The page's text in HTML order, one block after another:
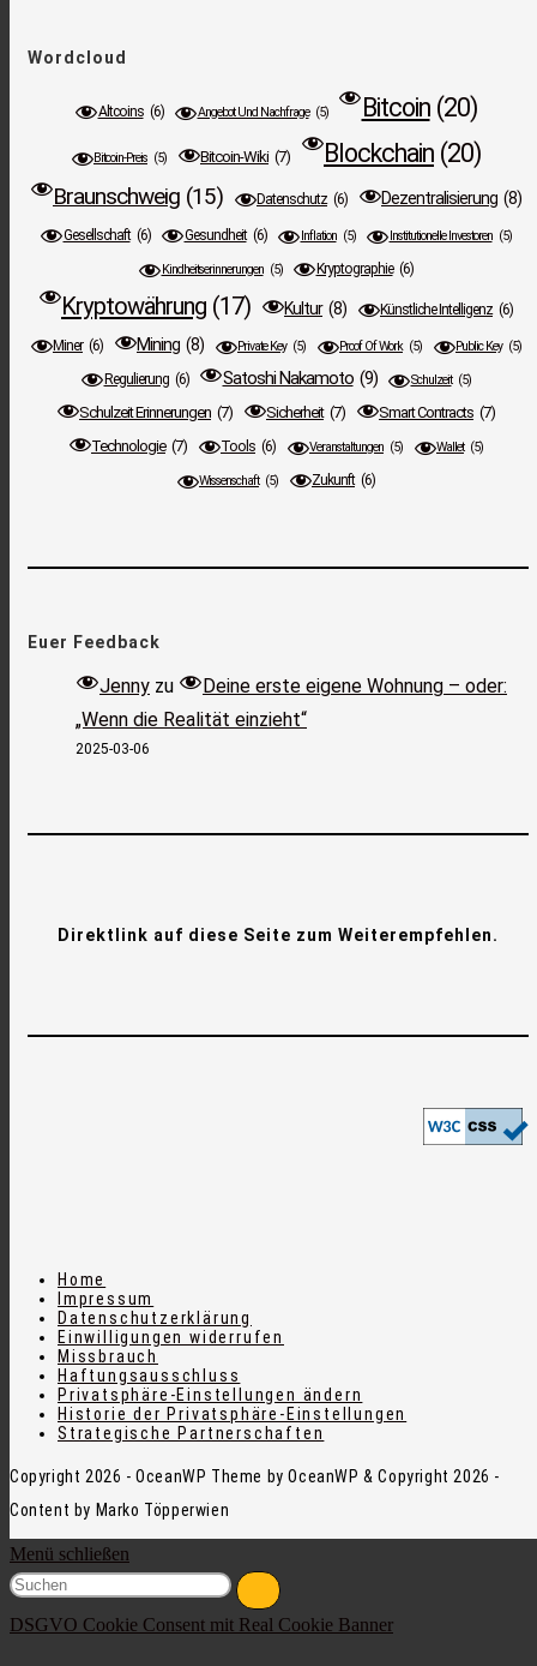
Wordcloud
Altcoins (6) Angebot Und Nachfrage (5) Bitcoin (20)
Bitcoin-Preis (5) Bitcoin-Wiki (7) Blockchain (20)
Braunschweig (15) Datenschutz (6) Dezentralisierung (8)
Gesellschaft (6) Gesundheit (6) Inflation (5) Institutionelle Investoren (5)
Kindheitserinnerungen (5) Kryptographie (6)
Kryptowährung (17) Kultur (8) Künstliche Intelligenz (6)
Miner (6) Mining (8) Private Key (5) Proof Of Work (5) Public Key (5)
Regulierung (6) Satoshi Nakamoto (9) Schulzeit (5)
Schulzeit Erinnerungen (7) Sicherheit (7) Smart Contracts (7)
Technologie (7) Tools (6) Veranstaltungen (5) Wallet (5)
Wissenschaft (5) Zukunft (6)
Euer Feedback
Jenny zu
Deine erste eigene Wohnung – oder:
„Wenn die Realität einzieht“
2025-03-06
Direktlink auf diese Seite zum Weiterempfehlen.
Home
Impressum
Datenschutzerklärung
Einwilligungen widerrufen
Missbrauch
Haftungsausschluss
Privatsphäre-Einstellungen ändern
Historie der Privatsphäre-Einstellungen
Strategische Partnerschaften
Copyright 2026 - OceanWP Theme by OceanWP & Copyright 2026 -
Content by Marko Töpperwien
Menü schließen
DSGVO Cookie Consent mit Real Cookie Banner